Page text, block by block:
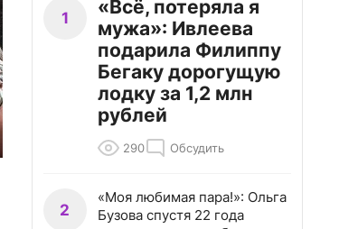
1
«Всё, потеряла я
мужа»: Ивлеева
подарила Филиппу
Бегаку дорогущую
лодку за 1,2 млн
рублей
290 Обсудить
2
«Моя любимая пара!»: Ольга
Бузова спустя 22 года